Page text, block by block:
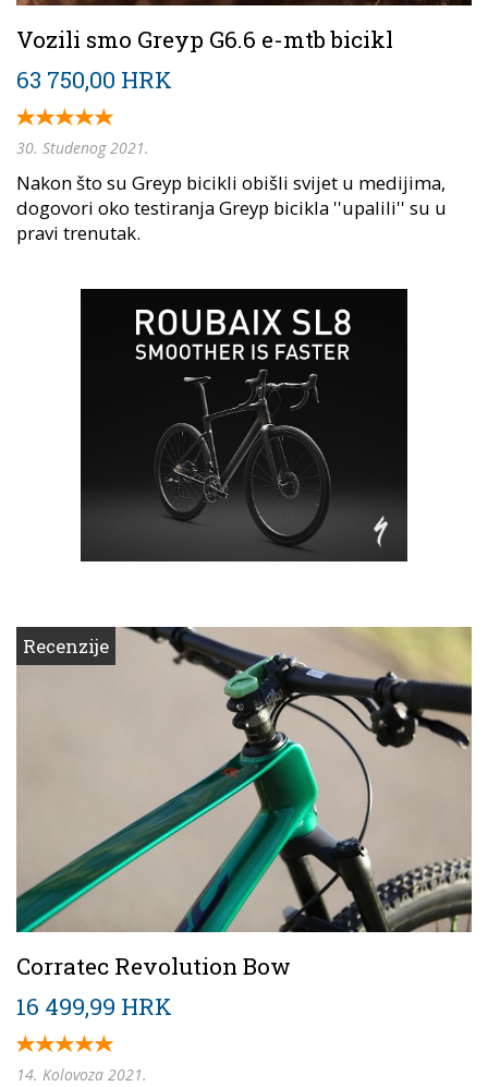
Vozili smo Greyp G6.6 e-mtb bicikl
63 750,00 HRK
30. Studenog 2021.
Nakon što su Greyp bicikli obišli svijet u medijima,
dogovori oko testiranja Greyp bicikla ''upalili'' su u
pravi trenutak.
Recenzije
Corratec Revolution Bow
16 499,99 HRK
14. Kolovoza 2021.